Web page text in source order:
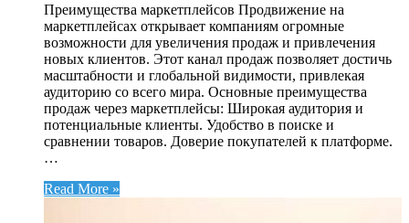
Преимущества маркетплейсов Продвижение на
маркетплейсах открывает компаниям огромные
возможности для увеличения продаж и привлечения
новых клиентов. Этот канал продаж позволяет достичь
масштабности и глобальной видимости, привлекая
аудиторию со всего мира. Основные преимущества
продаж через маркетплейсы: Широкая аудитория и
потенциальные клиенты. Удобство в поиске и
сравнении товаров. Доверие покупателей к платформе.
…
Read More »